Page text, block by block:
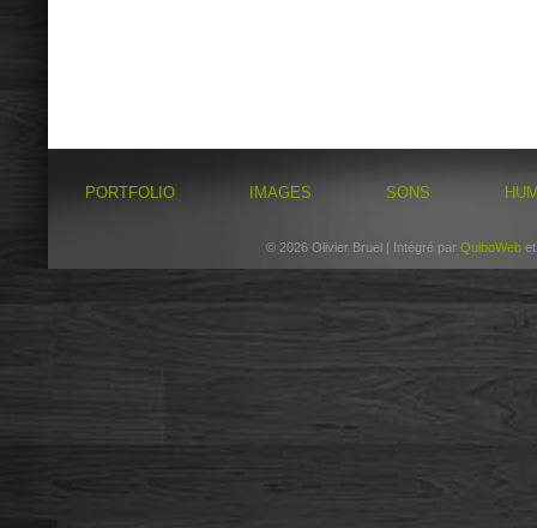
PORTFOLIO IMAGES SONS
© 2026 Olivier Bruel | Intégré par QuiboWeb